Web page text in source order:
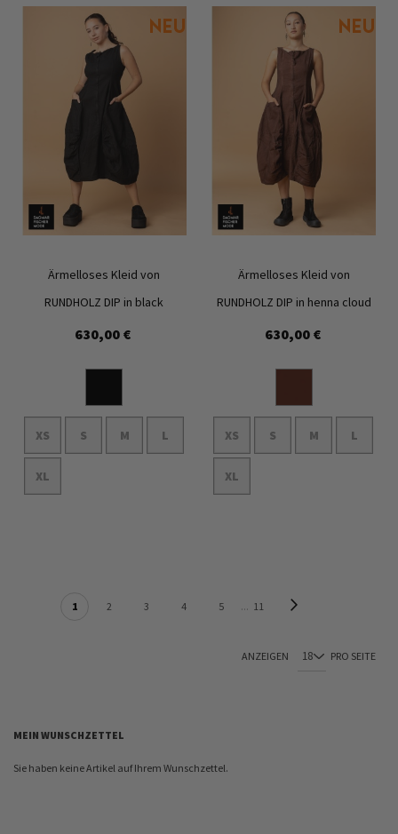
Ärmelloses Kleid von
RUNDHOLZ DIP in black
630,00 €
XS S M L
XL
Ärmelloses Kleid von
RUNDHOLZ DIP in henna cloud
630,00 €
XS S M L
XL
Sie lesen gerade Seite
1 Seite
2 Seite
3 4 5 Seite
11
ANZEIGEN PRO SEITE
MEIN WUNSCHZETTEL
Sie haben keine Artikel auf Ihrem Wunschzettel.